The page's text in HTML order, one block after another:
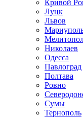
Кривой
Луцк
Львов
Николаев
Одесса
Павлоград
Полтава
Ровно
Сумы
Тернополь